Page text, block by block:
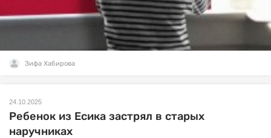
Зифа Хабирова
24.10.2025
Ребенок из Есика застрял в старых
наручниках